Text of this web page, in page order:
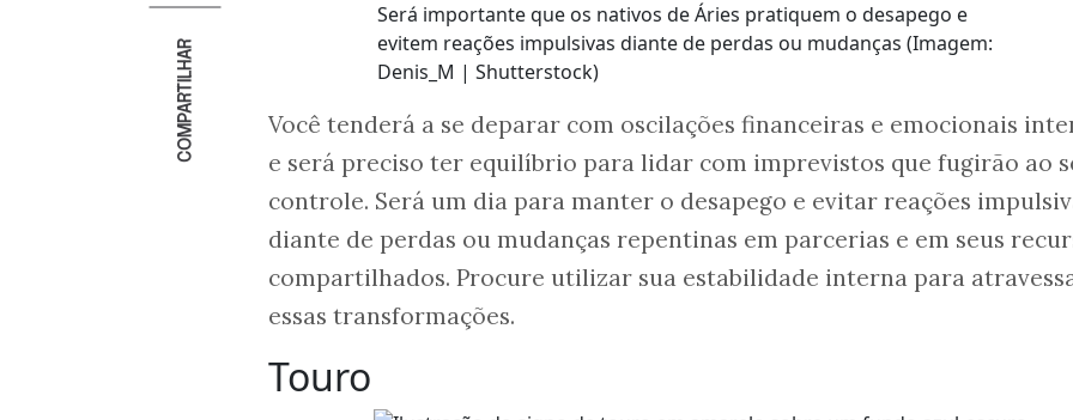
COMPARTILHAR
Será importante que os nativos de Áries pratiquem o desapego e
evitem reações impulsivas diante de perdas ou mudanças (Imagem:
Denis_M | Shutterstock)
Você tenderá a se deparar com oscilações financeiras e emocionais
e será preciso ter equilíbrio para lidar com imprevistos que fugirão ao
controle. Será um dia para manter o desapego e evitar reações
diante de perdas ou mudanças repentinas em parcerias e em seus
compartilhados. Procure utilizar sua estabilidade interna para
essas transformações.
Touro